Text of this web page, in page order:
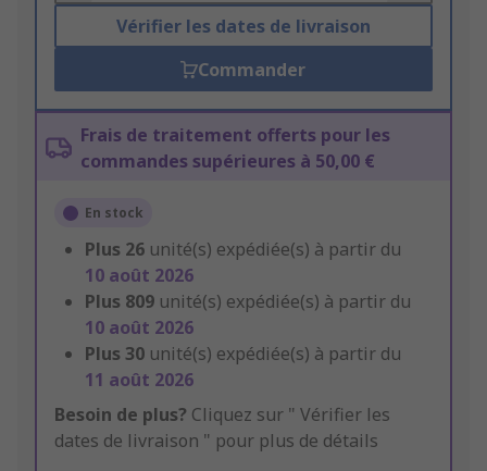
Vérifier les dates de livraison
Commander
Frais de traitement offerts pour les
commandes supérieures à 50,00 €
En stock
Plus 26 unité(s) expédiée(s) à partir du
10 août 2026
Plus 809 unité(s) expédiée(s) à partir du
10 août 2026
Plus 30 unité(s) expédiée(s) à partir du
11 août 2026
Besoin de plus? Cliquez sur " Vérifier les
dates de livraison " pour plus de détails